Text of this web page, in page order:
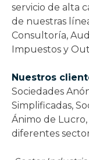
servicio de alta
de nuestras
Consultoría,
Impuestos y
Nuestros
Sociedades
Simplificadas,
Ánimo de
diferentes